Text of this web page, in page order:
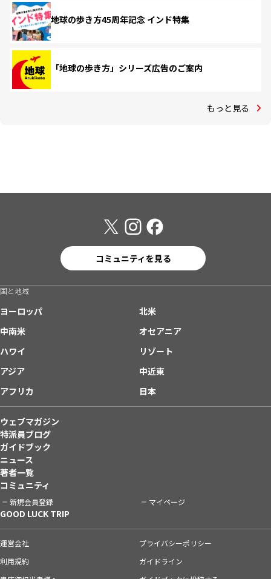
地球の歩き方45周年記念 インド特集
「地球の歩き方」シリーズ広告のご案内
もっと見る
コミュニティを見る
国と地域
ヨーロッパ
北米
中南米
オセアニア
ハワイ
リゾート
アジア
中近東
アフリカ
日本
ウェブマガジン
特派員ブログ
ガイドブック
ニュース
著者一覧
コミュニティ
新規会員登録 マイページ
GOOD LUCK TRIP
運営会社
プライバシーポリシー
利用規約
ガイドライン